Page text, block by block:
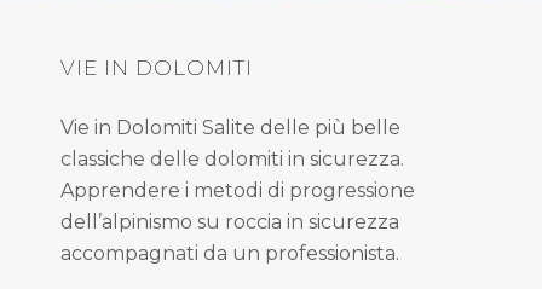
VIE IN DOLOMITI
Vie in Dolomiti Salite delle più belle
classiche delle dolomiti in sicurezza.
Apprendere i metodi di progressione
dell’alpinismo su roccia in sicurezza
accompagnati da un professionista.